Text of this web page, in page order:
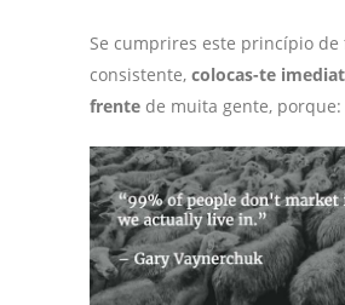
Se cumprires este princípio de
consistente, colocas-te
frente de muita gente, porque: